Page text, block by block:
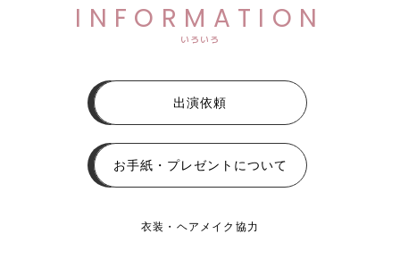
INFORMATION
いろいろ
出演依頼
お手紙・プレゼントについて
衣装・ヘアメイク協力